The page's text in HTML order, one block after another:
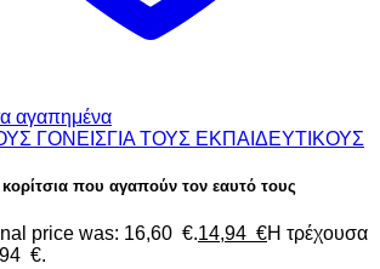
αγαπημένα
ΓΟΝΕΙΣΓΙΑ ΤΟΥΣ ΕΚΠΑΙΔΕΥΤΙΚΟΥΣ
που αγαπούν τον εαυτό τους
price was: 16,60 €.14,94 €Η τρέχουσα
€.